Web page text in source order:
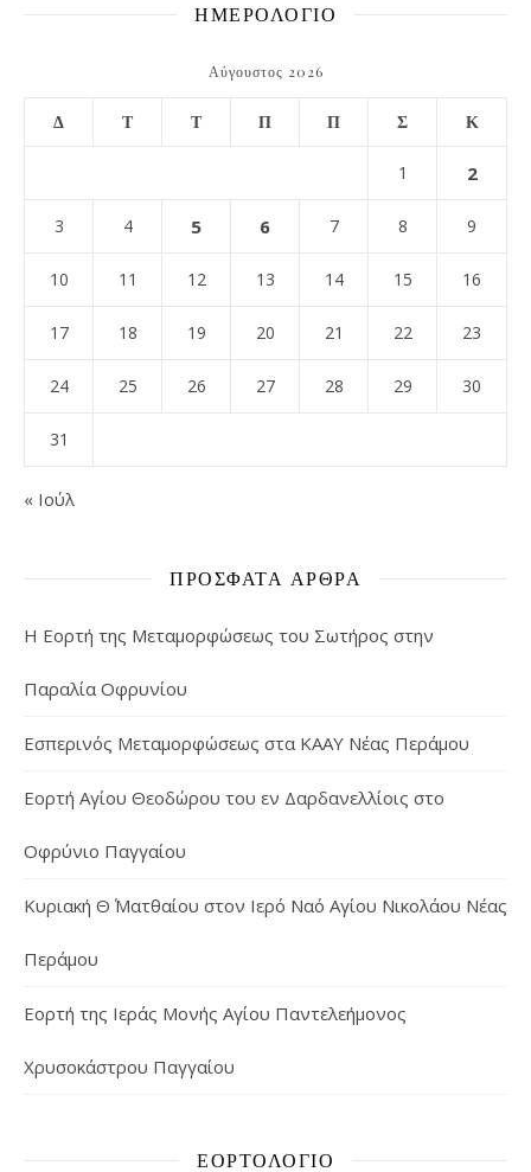
ΗΜΕΡΟΛΟΓΙΟ
Αύγουστος 2026
Δ Τ Τ Π Π Σ Κ
1 2
3 4 5 6 7 8 9
10 11 12 13 14 15 16
17 18 19 20 21 22 23
24 25 26 27 28 29 30
31
« Ιούλ
ΠΡΌΣΦΑΤΑ ΆΡΘΡΑ
Η Εορτή της Μεταμορφώσεως του Σωτήρος στην
Παραλία Οφρυνίου
Εσπερινός Μεταμορφώσεως στα ΚΑΑΥ Νέας Περάμου
Εορτή Αγίου Θεοδώρου του εν Δαρδανελλίοις στο
Οφρύνιο Παγγαίου
Κυριακή Θ΄ Ματθαίου στον Ιερό Ναό Αγίου Νικολάου Νέας
Περάμου
Εορτή της Ιεράς Μονής Αγίου Παντελεήμονος
Χρυσοκάστρου Παγγαίου
ΕΟΡΤΟΛΌΓΙΟ